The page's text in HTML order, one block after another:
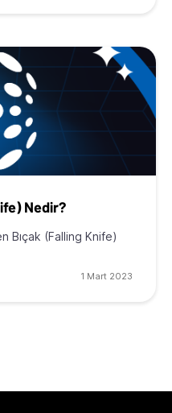
Nedir?
Bıçak (Falling Knife)
1 Mart 2023